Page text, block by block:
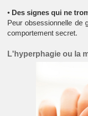
• Des signes qui ne
Peur obsessionnelle de
comportement secret.
L'hyperphagie ou la